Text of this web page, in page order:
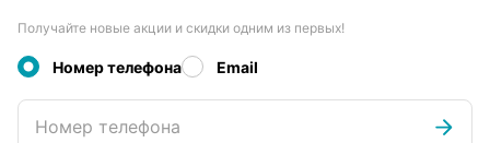
Получайте новые акции и скидки одним из первых!
Номер телефона Email
Номер телефона